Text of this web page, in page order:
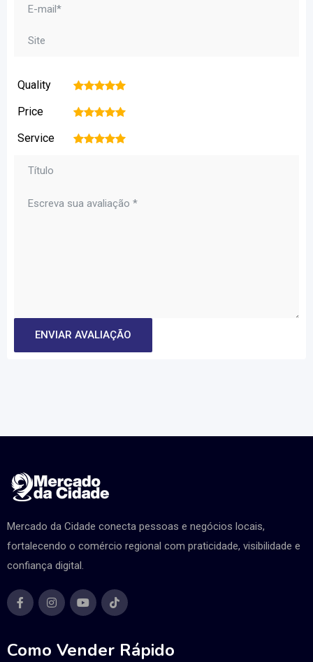
Quality 5
4
3
2
Price 5
4
3
2
Service 5
4
3
2
Mercado da Cidade conecta pessoas e negócios locais,
fortalecendo o comércio regional com praticidade, visibilidade e
confiança digital.
Como Vender Rápido